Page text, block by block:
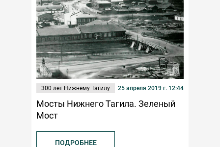
300 лет Нижнему Тагилу 25 апреля 2019 г. 12:44
Мосты Нижнего Тагила. Зеленый
Мост
ПОДРОБНЕЕ